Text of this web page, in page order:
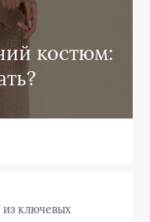
костюм:
ключевых